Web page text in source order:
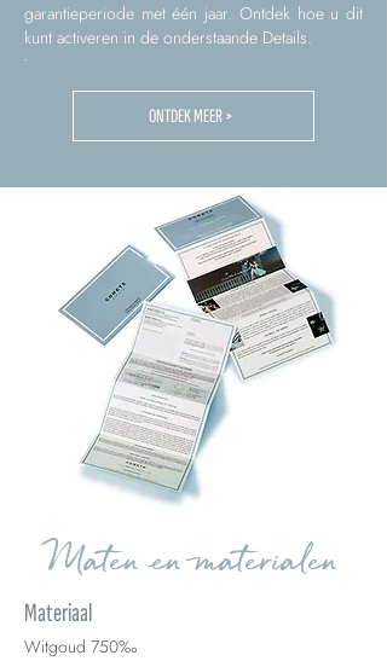
garantieperiode met één jaar. Ontdek hoe u dit
kunt activeren in de onderstaande Details.
ONTDEK MEER >
Maten en materialen
Materiaal
Witgoud 750‰